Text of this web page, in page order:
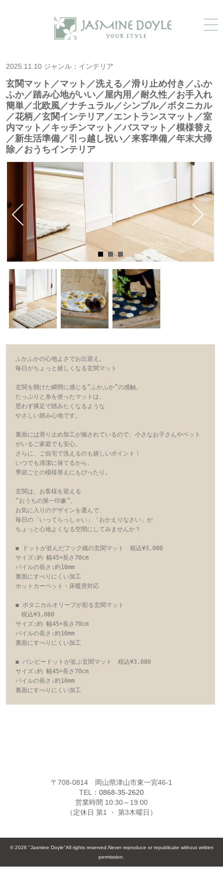
2025.11.10 ジャンル：インテリア
玄関マット／マット／洗える／滑り止め付き／ふか
ふか／踏み心地がいい／屋内用／耐久性／お手入れ
簡単／北欧風／ナチュラル／シンプル／ボタニカル
／花柄／玄関インテリア／エントランスマット／室
内マット／キッチンマット／バスマット／模様替え
／新生活準備／引っ越し祝い／来客準備／年末大掃
除／おうちインテリア
ふかふかの心地よさでお出迎え。
毎日がちょっと嬉しくなる玄関マット
玄関を開けた瞬間に感じる“ふかふか”の感触。
たっぷりと糸を使ったマットは、
思わず裸足で踏みたくなるような
やさしい踏み心地です。
裏面には滑り止め加工が施されているので、小さなお子さんやペット
がいるご家庭でも安心。
さらに、ご自宅で洗えるのも嬉しいポイント！
いつでも清潔に保てるから、
季節ごとの模様替えにもぴったり。
玄関は、お客様を迎える
“おうちの第一印象”。
お気に入りのデザインを選んで、
毎日の「いってらっしゃい」「おかえりなさい」が
ちょっと心地よくなる空間にしてみませんか？
◼️ ドットが並んだフック織の玄関マット　税込¥3,080
サイズ:約 幅45×長さ70cm
パイルの長さ:約16mm
裏面にすべりにくい加工
ホットカーペット・床暖房対応
◼️ ボタニカルオリーブが彩る玄関マット
税込¥3,080
サイズ:約 幅45×長さ70cm
パイルの長さ:約16mm
裏面にすべりにくい加工
◼️ バンピードットが並ぶ玄関マット　税込¥3,080
サイズ:約 幅45×長さ70cm
パイルの長さ:約16mm
裏面にすべりにくい加工
〒708-0814 岡山県津山市東一宮46-1
TEL： 0868-35-2620
営業時間 10:30～19:00
（定休日 第1 ・ 第3木曜日）
© 2026 "Jasmine Doyle"All rights reserved.Never reproduce or republicate without written
permission.